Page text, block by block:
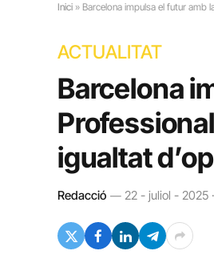
Inici » Barcelona impulsa el futur amb
ACTUALITAT
Barcelona
igualtat
Redacció 22 - juliol - 2025